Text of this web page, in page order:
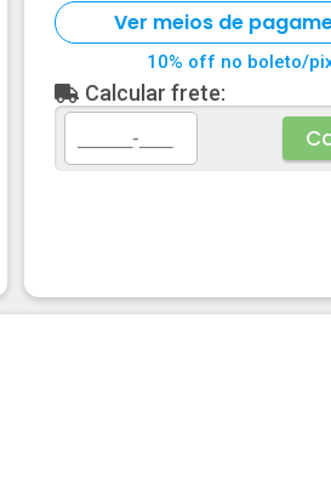
Ver meios de
10% off no boleto/
Calcular frete: